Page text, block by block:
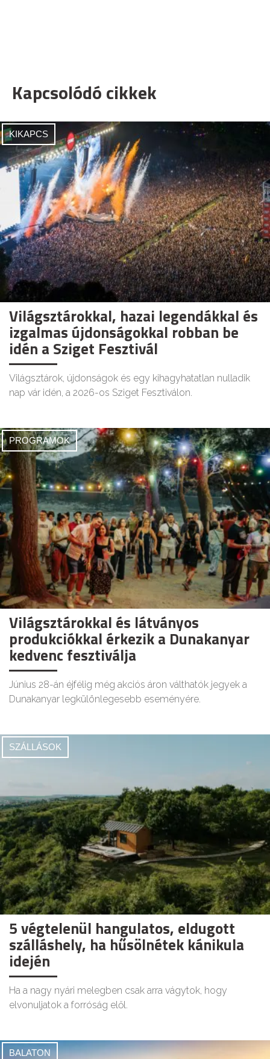
Kapcsolódó cikkek
KIKAPCS
Világsztárokkal, hazai legendákkal és
izgalmas újdonságokkal robban be
idén a Sziget Fesztivál
Világsztárok, újdonságok és egy kihagyhatatlan nulladik
nap vár idén, a 2026-os Sziget Fesztiválon.
PROGRAMOK
Világsztárokkal és látványos
produkciókkal érkezik a Dunakanyar
kedvenc fesztiválja
Június 28-án éjfélig még akciós áron válthatók jegyek a
Dunakanyar legkülönlegesebb eseményére.
SZÁLLÁSOK
5 végtelenül hangulatos, eldugott
szálláshely, ha hűsölnétek kánikula
idején
Ha a nagy nyári melegben csak arra vágytok, hogy
elvonuljatok a forróság elől.
BALATON